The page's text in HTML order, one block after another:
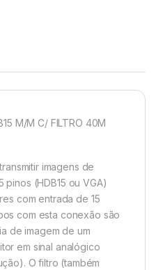
M/M C/ FILTRO 40M
imagens de
pinos (HDB15 ou VGA)
com entrada de 15
com esta conexão são
de imagem de um
em sinal analógico
O filtro (também